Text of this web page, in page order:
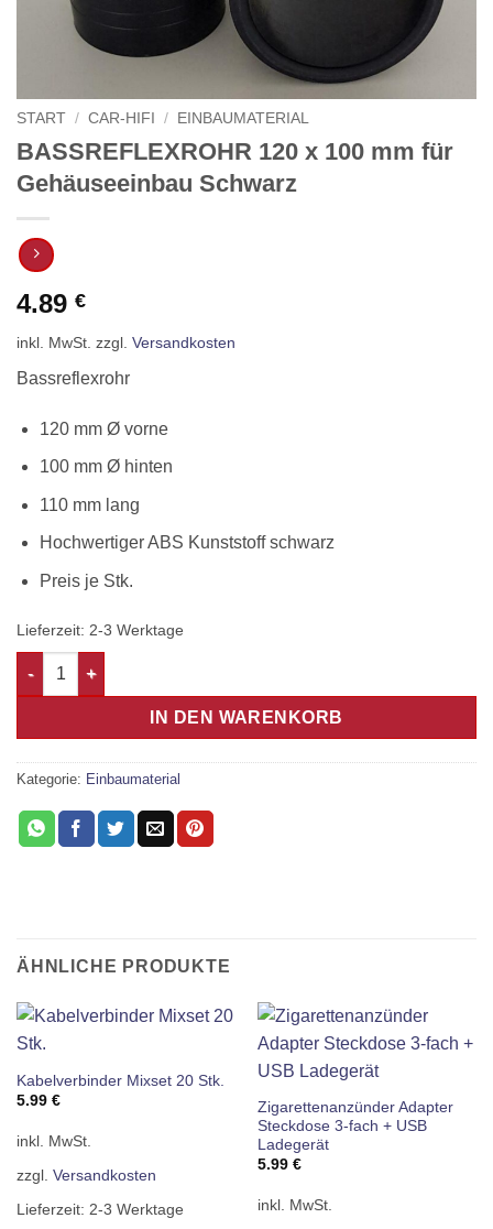
START / CAR-HIFI / EINBAUMATERIAL
BASSREFLEXROHR 120 x 100 mm für
Gehäuseeinbau Schwarz
4.89 €
inkl. MwSt. zzgl. Versandkosten
Bassreflexrohr
120 mm Ø vorne
100 mm Ø hinten
110 mm lang
Hochwertiger ABS Kunststoff schwarz
Preis je Stk.
Lieferzeit: 2-3 Werktage
BASSREFLEXROHR 120 x 100 mm für Gehäuseeinbau Schwarz
IN DEN WARENKORB
Kategorie: Einbaumaterial
ÄHNLICHE PRODUKTE
Kabelverbinder Mixset 20 Stk.
5.99 €
inkl. MwSt.
zzgl. Versandkosten
Lieferzeit: 2-3 Werktage
Zigarettenanzünder Adapter
Steckdose 3-fach + USB
Ladegerät
5.99 €
inkl. MwSt.